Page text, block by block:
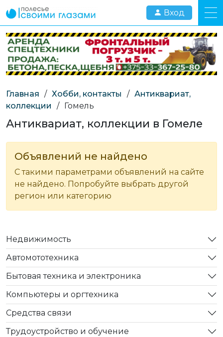
Вход
Главная / Хобби, контакты / Антиквариат,
коллекции
/ Гомель
Антиквариат, коллекции в Гомеле
Объявлений не найдено
С такими параметрами объявлений на сайте
не найдено. Попробуйте выбрать другой
регион или категорию
Недвижимость
Автомототехника
Бытовая техника и электроника
Компьютеры и оргтехника
Средства связи
Трудоустройство и обучение